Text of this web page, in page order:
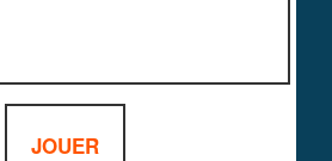
JOUER